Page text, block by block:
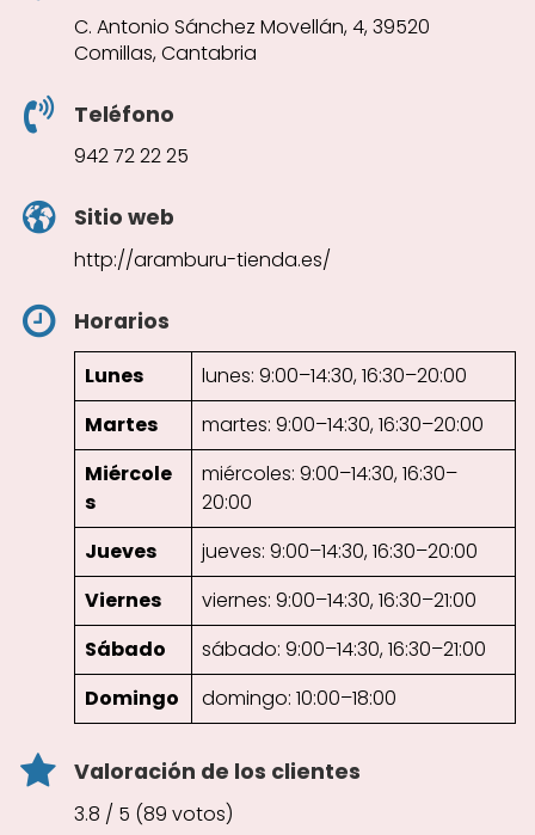
C. Antonio Sánchez Movellán, 4, 39520
Comillas, Cantabria
Teléfono
942 72 22 25
Sitio web
http://aramburu-tienda.es/
Horarios
Lunes
lunes: 9:00–14:30, 16:30–20:00
Martes
martes: 9:00–14:30, 16:30–20:00
Miércole
s
miércoles: 9:00–14:30, 16:30–
20:00
Jueves
jueves: 9:00–14:30, 16:30–20:00
Viernes
viernes: 9:00–14:30, 16:30–21:00
Sábado
sábado: 9:00–14:30, 16:30–21:00
Domingo
domingo: 10:00–18:00
Valoración de los clientes
3.8 / 5 (89 votos)